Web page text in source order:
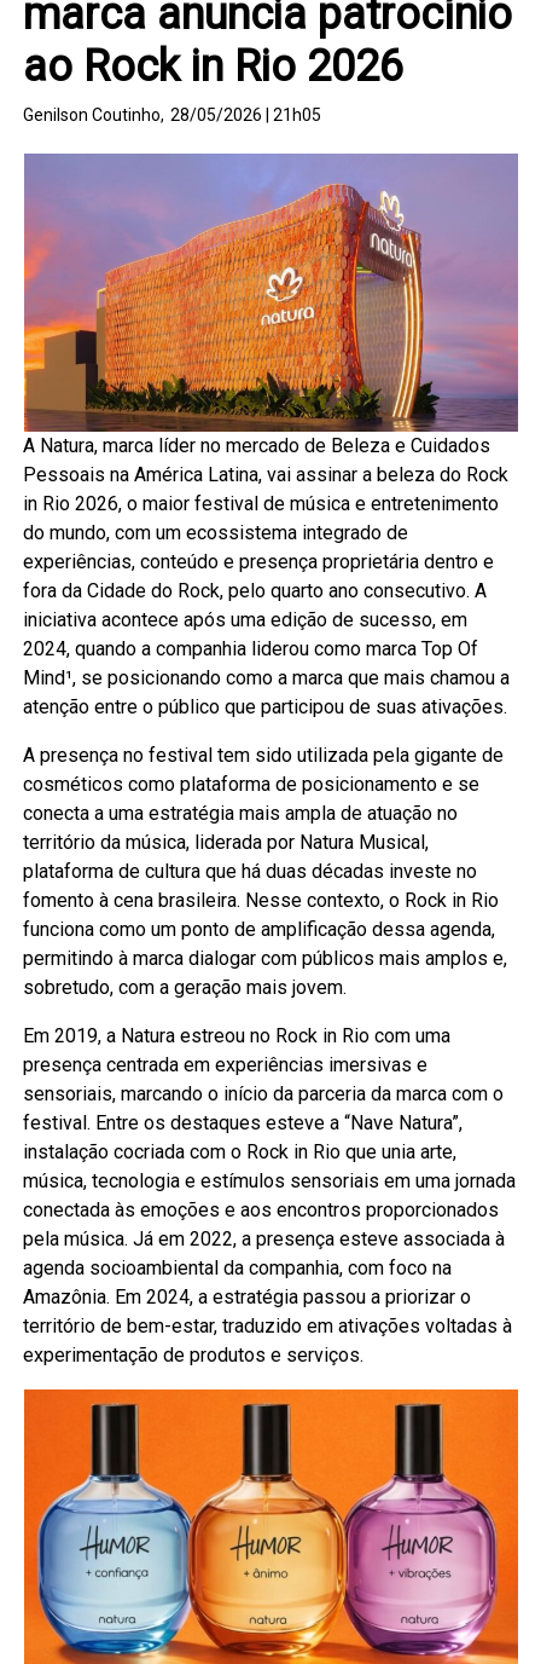
marca anuncia patrocínio
ao Rock in Rio 2026
Genilson Coutinho, 28/05/2026 | 21h05
A Natura, marca líder no mercado de Beleza e Cuidados
Pessoais na América Latina, vai assinar a beleza do Rock
in Rio 2026, o maior festival de música e entretenimento
do mundo, com um ecossistema integrado de
experiências, conteúdo e presença proprietária dentro e
fora da Cidade do Rock, pelo quarto ano consecutivo. A
iniciativa acontece após uma edição de sucesso, em
2024, quando a companhia liderou como marca Top Of
Mind¹, se posicionando como a marca que mais chamou a
atenção entre o público que participou de suas ativações.
A presença no festival tem sido utilizada pela gigante de
cosméticos como plataforma de posicionamento e se
conecta a uma estratégia mais ampla de atuação no
território da música, liderada por Natura Musical,
plataforma de cultura que há duas décadas investe no
fomento à cena brasileira. Nesse contexto, o Rock in Rio
funciona como um ponto de amplificação dessa agenda,
permitindo à marca dialogar com públicos mais amplos e,
sobretudo, com a geração mais jovem.
Em 2019, a Natura estreou no Rock in Rio com uma
presença centrada em experiências imersivas e
sensoriais, marcando o início da parceria da marca com o
festival. Entre os destaques esteve a “Nave Natura”,
instalação cocriada com o Rock in Rio que unia arte,
música, tecnologia e estímulos sensoriais em uma jornada
conectada às emoções e aos encontros proporcionados
pela música. Já em 2022, a presença esteve associada à
agenda socioambiental da companhia, com foco na
Amazônia. Em 2024, a estratégia passou a priorizar o
território de bem-estar, traduzido em ativações voltadas à
experimentação de produtos e serviços.